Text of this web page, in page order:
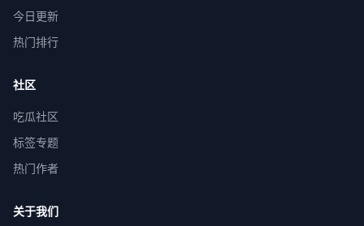
今日更新
热门排行
社区
吃瓜社区
标签专题
热门作者
关于我们